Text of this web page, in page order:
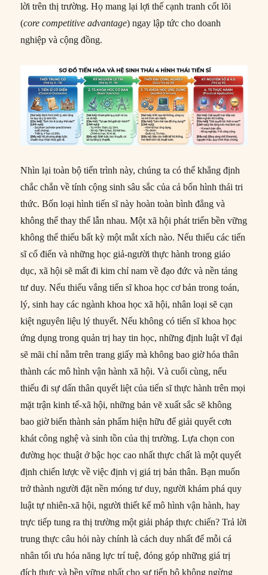
lời trên thị trường. Họ mang lại lợi thế cạnh tranh cốt lõi
(core competitive advantage) ngay lập tức cho doanh
nghiệp và cộng đồng.
Nhìn lại toàn bộ tiến trình này, chúng ta có thể khẳng định
chắc chắn về tính cộng sinh sâu sắc của cả bốn hình thái tri
thức. Bốn loại hình tiến sĩ này hoàn toàn bình đẳng và
không thể thay thế lẫn nhau. Một xã hội phát triển bền vững
không thể thiếu bất kỳ một mắt xích nào. Nếu thiếu các tiến
sĩ cổ điển và những học giả-người thực hành trong giáo
dục, xã hội sẽ mất đi kim chỉ nam về đạo đức và nền tảng
tư duy. Nếu thiếu vắng tiến sĩ khoa học cơ bản trong toán,
lý, sinh hay các ngành khoa học xã hội, nhân loại sẽ cạn
kiệt nguyên liệu lý thuyết. Nếu không có tiến sĩ khoa học
ứng dụng trong quản trị hay tin học, những định luật vĩ đại
sẽ mãi chỉ nằm trên trang giấy mà không bao giờ hóa thân
thành các mô hình vận hành xã hội. Và cuối cùng, nếu
thiếu đi sự dấn thân quyết liệt của tiến sĩ thực hành trên mọi
mặt trận kinh tế-xã hội, những bản vẽ xuất sắc sẽ không
bao giờ biến thành sản phẩm hiện hữu để giải quyết cơn
khát công nghệ và sinh tồn của thị trường. Lựa chọn con
đường học thuật ở bậc học cao nhất thực chất là một quyết
định chiến lược về việc định vị giá trị bản thân. Bạn muốn
trở thành người đặt nền móng tư duy, người khám phá quy
luật tự nhiên-xã hội, người thiết kế mô hình vận hành, hay
trực tiếp tung ra thị trường một giải pháp thực chiến? Trả lời
trung thực câu hỏi này chính là cách duy nhất để mỗi cá
nhân tối ưu hóa năng lực trí tuệ, đóng góp những giá trị
đích thực và bền vững nhất cho sự tiến bộ không ngừng